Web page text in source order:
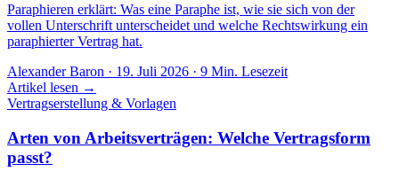
Paraphieren erklärt: Was eine Paraphe ist, wie sie sich von der
vollen Unterschrift unterscheidet und welche Rechtswirkung ein
paraphierter Vertrag hat.
Alexander Baron · 19. Juli 2026 · 9 Min. Lesezeit
Artikel lesen →
Vertragserstellung & Vorlagen
Arten von Arbeitsverträgen: Welche Vertragsform
passt?